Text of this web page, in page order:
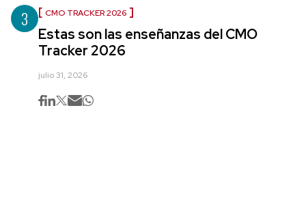
3 CMO TRACKER 2026
Estas son las enseñanzas del CMO
Tracker 2026
julio 31, 2026